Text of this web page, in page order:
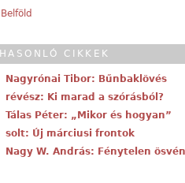
Belföld
HASONLÓ CIKKEK
Nagyrónai Tibor: Bűnbaklövés
révész: Ki marad a szórásból?
Tálas Péter: „Mikor és hogyan”
solt: Új márciusi frontok
Nagy W. András: Fénytelen